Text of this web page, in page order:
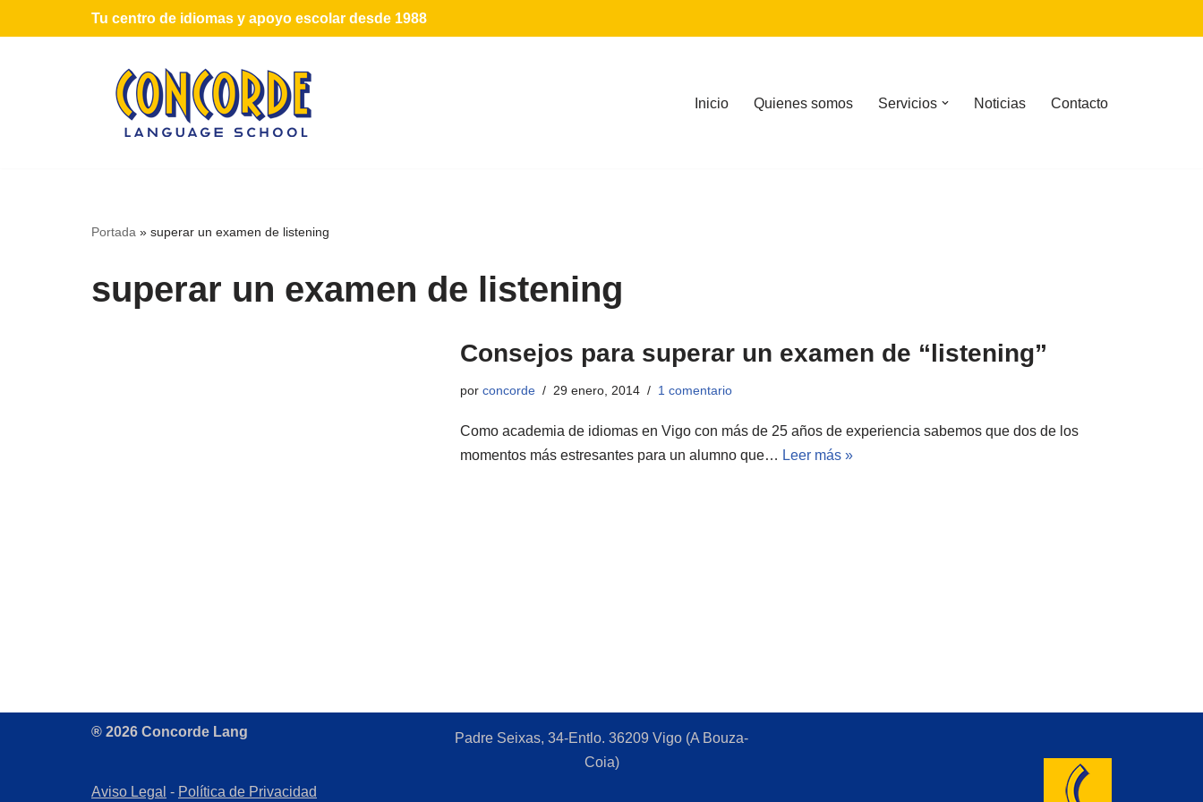
Tu centro de idiomas y apoyo escolar desde 1988
Inicio Quienes somos Servicios Noticias Contacto
Portada » superar un examen de listening
superar un examen de listening
Consejos para superar un examen de “listening”
por concorde 29 enero, 2014 1 comentario
Como academia de idiomas en Vigo con más de 25 años de experiencia sabemos que dos de los
momentos más estresantes para un alumno que… Leer más »
® 2026 Concorde Lang
Aviso Legal - Política de Privacidad
Padre Seixas, 34-Entlo. 36209 Vigo (A Bouza-
Coia)